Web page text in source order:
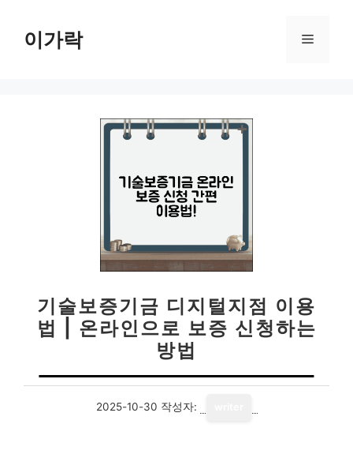
이가락 메
기술보증기금 디지털지점 이용
법 | 온라인으로 보증 신청하는
방법
2025-10-30 작성자: